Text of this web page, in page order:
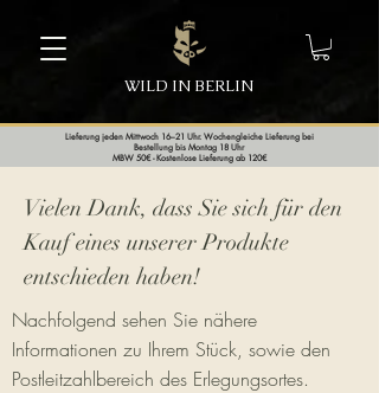
WILD IN BERLIN
Lieferung jeden Mittwoch 16–21 Uhr. Wochengleiche Lieferung bei
Bestellung bis Montag 18 Uhr
MBW 50€ - Kostenlose Lieferung ab 120€
Vielen Dank, dass Sie sich für den
Kauf eines unserer Produkte
entschieden haben!
Nachfolgend sehen Sie nähere
Informationen zu Ihrem Stück, sowie den
Postleitzahlbereich des Erlegungsortes.